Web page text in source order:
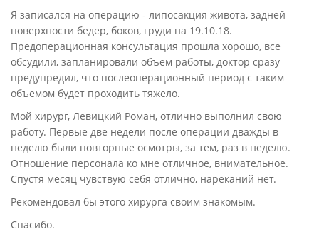
Я записался на операцию - липосакция живота, задней
поверхности бедер, боков, груди на 19.10.18.
Предоперационная консультация прошла хорошо, все
обсудили, запланировали объем работы, доктор сразу
предупредил, что послеоперационный период с таким
объемом будет проходить тяжело.
Мой хирург, Левицкий Роман, отлично выполнил свою
работу. Первые две недели после операции дважды в
неделю были повторные осмотры, за тем, раз в неделю.
Отношение персонала ко мне отличное, внимательное.
Спустя месяц чувствую себя отлично, нареканий нет.
Рекомендовал бы этого хирурга своим знакомым.
Спасибо.